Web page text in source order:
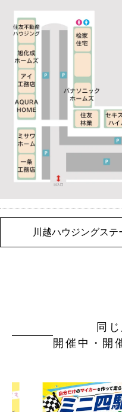
川越ハウジングス
同
開催中・開